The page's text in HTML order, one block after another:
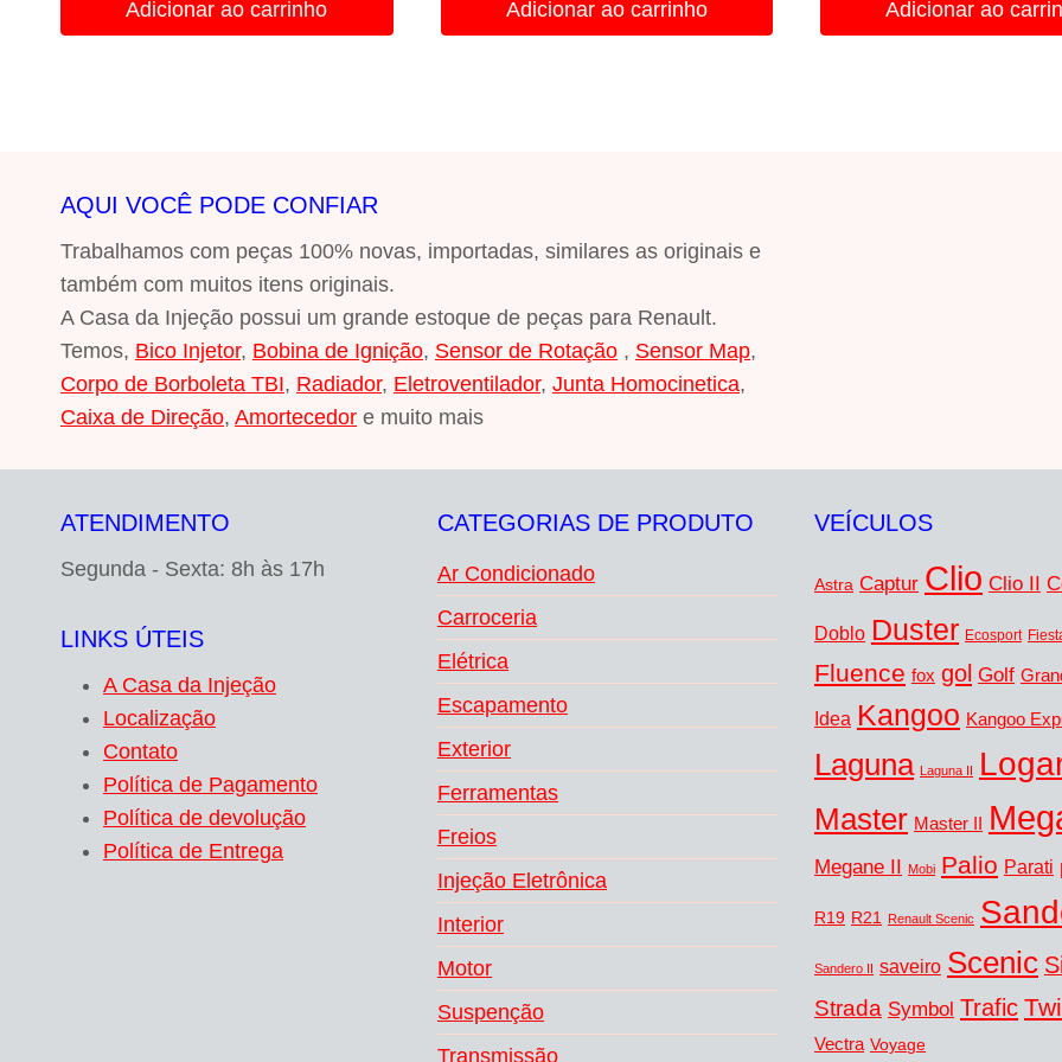
Adicionar ao carrinho Adicionar ao carrinho Adicionar ao
AQUI VOCÊ PODE CONFIAR
Trabalhamos com peças 100% novas, importadas, similares as originais e
também com muitos itens originais.
A Casa da Injeção possui um grande estoque de peças para Renault.
Temos, Bico Injetor, Bobina de Ignição, Sensor de Rotação , Sensor Map,
Corpo de Borboleta TBI, Radiador, Eletroventilador, Junta Homocinetica,
Caixa de Direção, Amortecedor e muito mais
ATENDIMENTO
Segunda - Sexta: 8h às 17h
LINKS ÚTEIS
A Casa da Injeção
Localização
Contato
Política de Pagamento
Política de devolução
Política de Entrega
CATEGORIAS DE PRODUTO
Ar Condicionado
Carroceria
Elétrica
Escapamento
Exterior
Ferramentas
Freios
Injeção Eletrônica
Interior
Motor
Suspenção
Transmissão
VEÍCULOS
Astra Captur Clio Clio II
Doblo Duster Ecosport
Fluence fox gol Golf
Idea Kangoo Kangoo
Laguna Laguna II
Master Master II
Megane II Mobi Palio Parati
R19 R21 Renault Scenic
Sandero II saveiro Scenic
Strada Symbol Trafic
Vectra Voyage